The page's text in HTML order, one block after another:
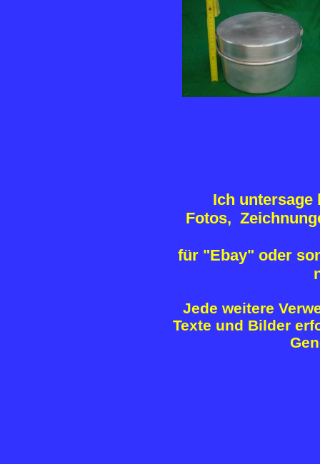
Ich
Fotos,
für "Ebay" oder
Jede weitere
Texte und Bilder